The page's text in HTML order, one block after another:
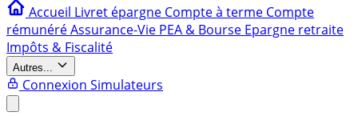
Accueil Livret épargne Compte à terme Compte
rémunéréAssurance-Vie PEA & Bourse Epargne retraite
Impôts & Fiscalité
Autres...
Connexion Simulateurs